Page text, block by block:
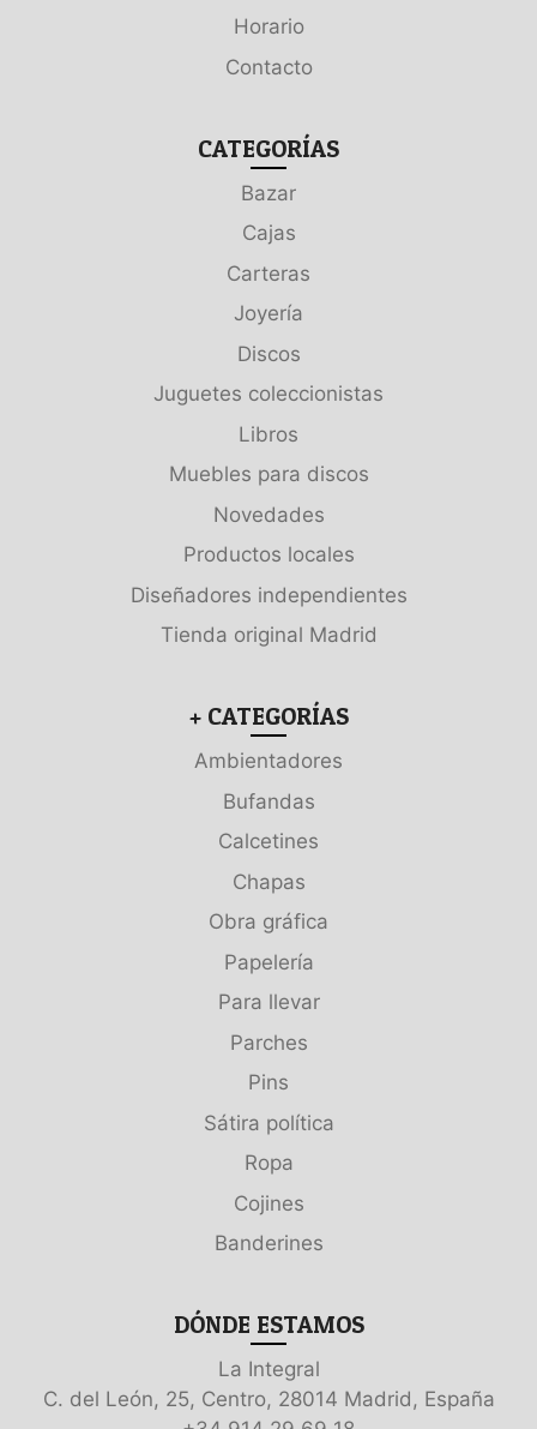
Horario
Contacto
CATEGORÍAS
Bazar
Cajas
Carteras
Joyería
Discos
Juguetes coleccionistas
Libros
Muebles para discos
Novedades
Productos locales
Diseñadores independientes
Tienda original Madrid
+ CATEGORÍAS
Ambientadores
Bufandas
Calcetines
Chapas
Obra gráfica
Papelería
Para llevar
Parches
Pins
Sátira política
Ropa
Cojines
Banderines
DÓNDE ESTAMOS
La Integral
C. del León, 25, Centro, 28014 Madrid, España